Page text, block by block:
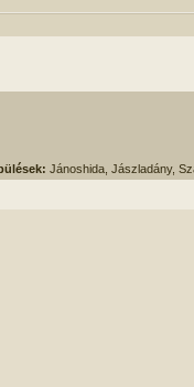
Jánoshida, Jászladány,